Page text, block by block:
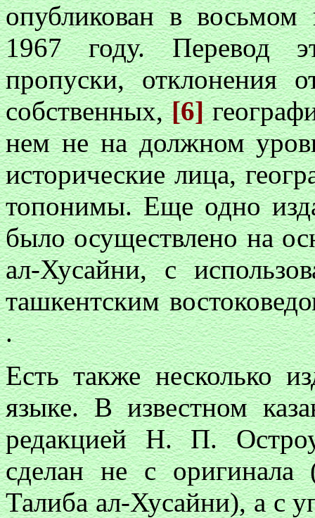
опубликован в
1967 году. Перевод
пропуски, отклонения
собственных,[6]
нем не на должном
исторические лица,
топонимы. Еще одно
было осуществлено на
ал-Хусайни, с
ташкентским
.
Есть также несколько
языке. В известном
редакцией Н. П.
сделан не с
Талиба ал-Хусайни), а с